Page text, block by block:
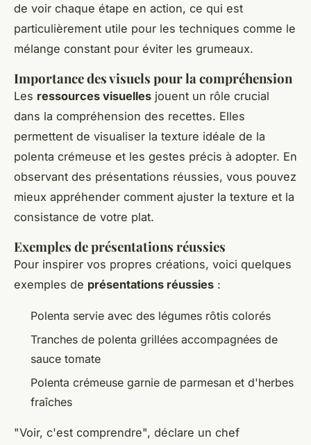
de voir chaque étape en action, ce qui est
particulièrement utile pour les techniques comme le
mélange constant pour éviter les grumeaux.
Importance des visuels pour la compréhension
Les ressources visuelles jouent un rôle crucial
dans la compréhension des recettes. Elles
permettent de visualiser la texture idéale de la
polenta crémeuse et les gestes précis à adopter. En
observant des présentations réussies, vous pouvez
mieux appréhender comment ajuster la texture et la
consistance de votre plat.
Exemples de présentations réussies
Pour inspirer vos propres créations, voici quelques
exemples de présentations réussies :
Polenta servie avec des légumes rôtis colorés
Tranches de polenta grillées accompagnées de
sauce tomate
Polenta crémeuse garnie de parmesan et d'herbes
fraîches
"Voir, c'est comprendre", déclare un chef